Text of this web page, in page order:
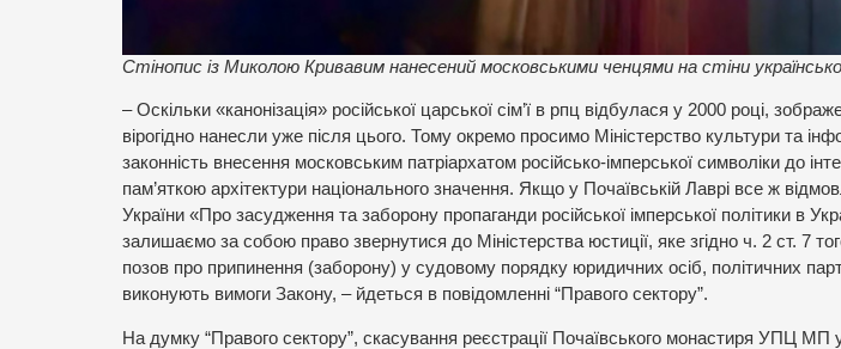
Стінопис із Миколою Кривавим нанесений московськими ченцями на стіни
– Оскільки «канонізація» російської царської сім’ї в рпц відбулася у 2000 році,
вірогідно нанесли уже після цього. Тому окремо просимо Міністерство культури та
законність внесення московським патріархатом російсько-імперської символіки до
пам’яткою архітектури національного значення. Якщо у Почаївській Лаврі все ж
України «Про засудження та заборону пропаганди російської імперської політики в
залишаємо за собою право звернутися до Міністерства юстиції, яке згідно ч. 2 ст. 7
позов про припинення (заборону) у судовому порядку юридичних осіб, політичних
виконують вимоги Закону, – йдеться в повідомленні “Правого сектору”.
На думку “Правого сектору”, скасування реєстрації Почаївського монастиря УПЦ